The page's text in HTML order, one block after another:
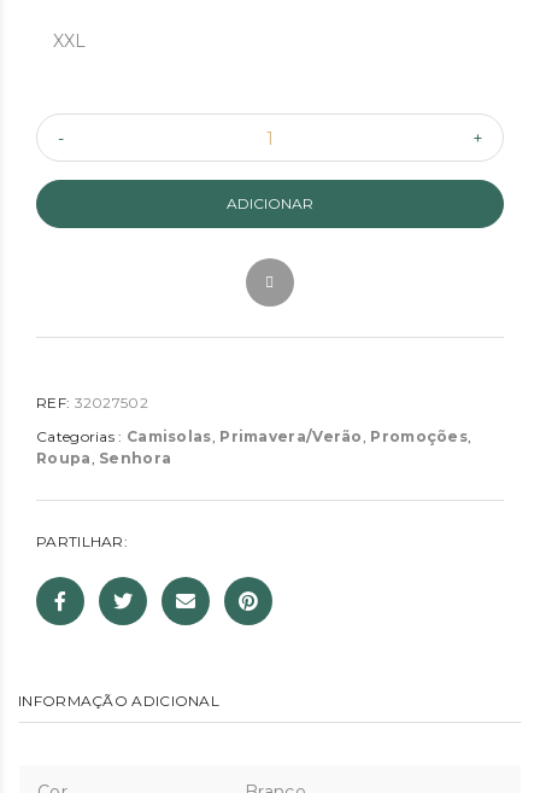
XXL
ADICIONAR
REF: 32027502
Categorias : Camisolas, Primavera/Verão, Promoções,
Roupa, Senhora
PARTILHAR:
INFORMAÇÃO ADICIONAL